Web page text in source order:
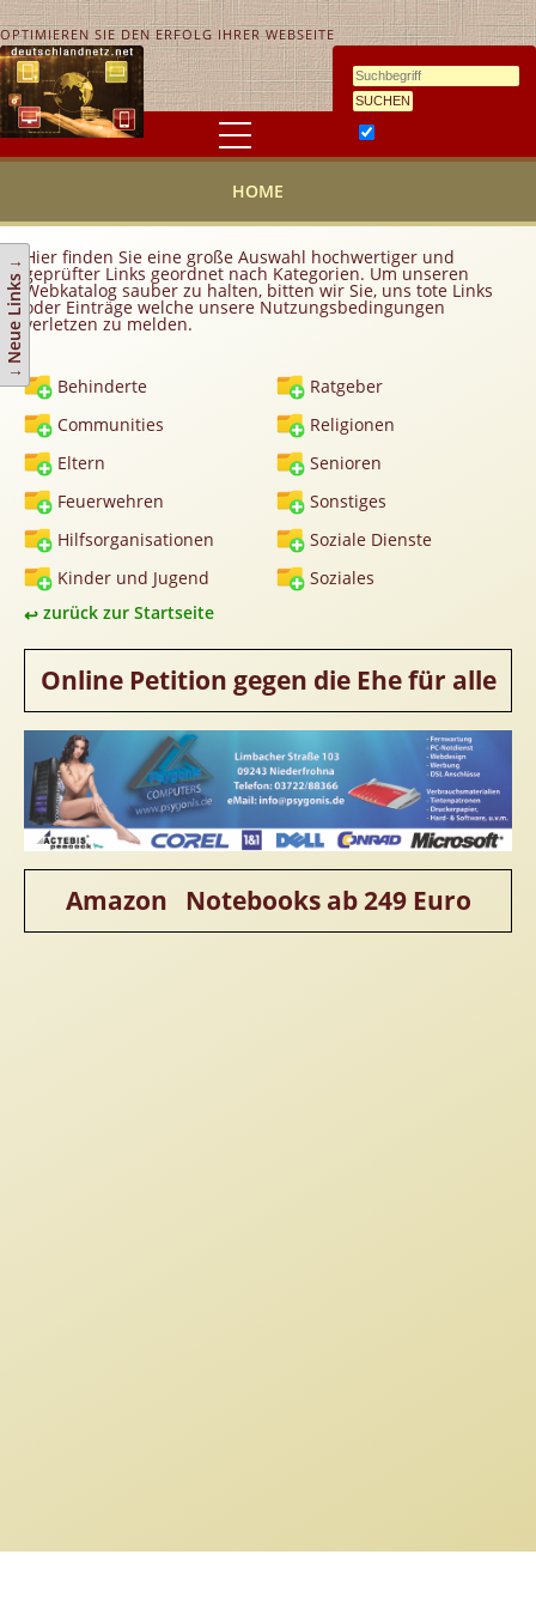
OPTIMIEREN SIE DEN ERFOLG IHRER WEBSEITE
AGB
Link hinzufügen
Eintrag ändern
Newsletter
Werbedienstleistungen
Handy Tarifvergleich
Partner
Homepageerstellung
Webkatalog
HOME
Hier finden Sie eine große Auswahl hochwertiger und
geprüfter Links geordnet nach Kategorien. Um unseren
Webkatalog sauber zu halten, bitten wir Sie, uns tote Links
oder Einträge welche unsere Nutzungsbedingungen
verletzen zu melden.
Behinderte
Communities
Eltern
Feuerwehren
Hilfsorganisationen
Kinder und Jugend
Ratgeber
Religionen
Senioren
Sonstiges
Soziale Dienste
Soziales
zurück zur Startseite
Online Petition gegen die Ehe für alle
Amazon Notebooks ab 249 Euro
↓ Neue Links ↓